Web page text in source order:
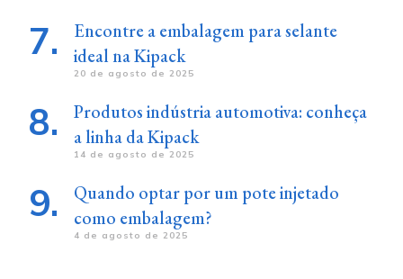
Encontre a embalagem para selante
ideal na Kipack
20 de agosto de 2025
Produtos indústria automotiva: conheça
a linha da Kipack
14 de agosto de 2025
Quando optar por um pote injetado
como embalagem?
4 de agosto de 2025